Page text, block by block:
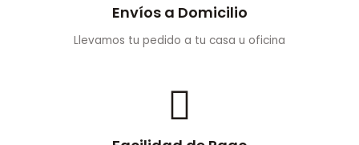
Envíos a Domicilio
Llevamos tu pedido a tu casa u oficina